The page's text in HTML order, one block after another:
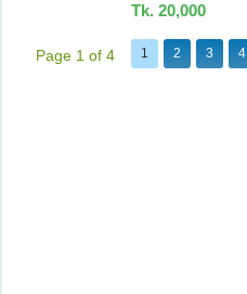
Tk. 20,000
Page 1 of 4 1 2 3 4